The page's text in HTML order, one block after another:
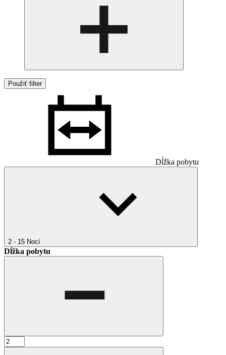
Použiť filter
Dĺžka pobytu
2 - 15 Nocí
Dĺžka pobytu